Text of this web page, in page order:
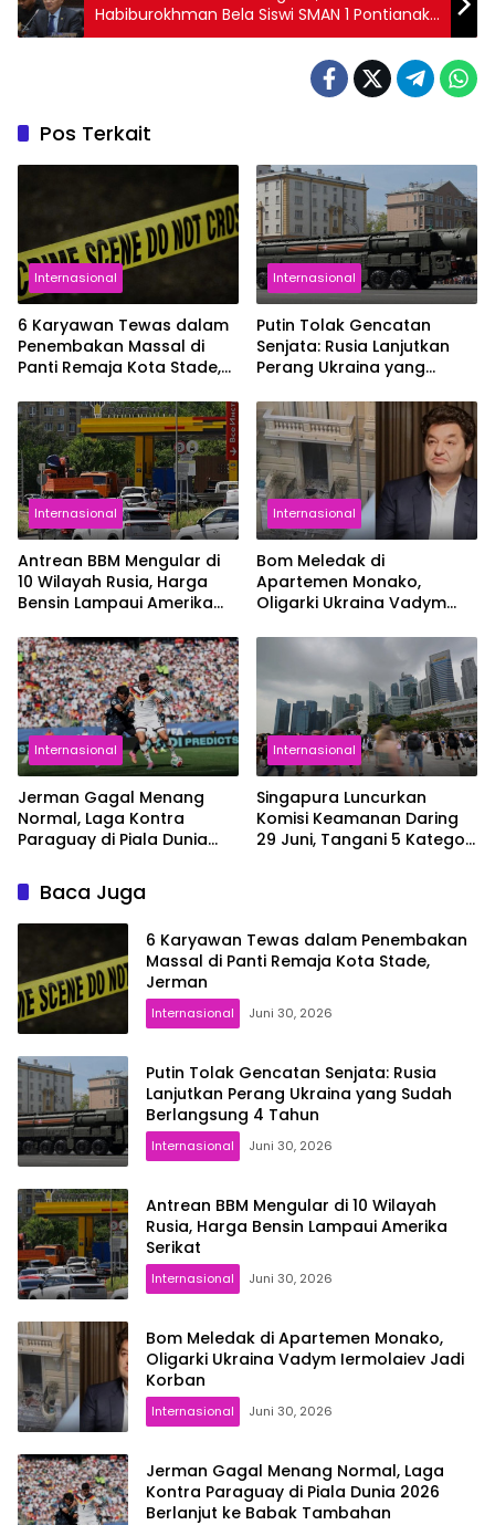
Habiburokhman Bela Siswi SMAN 1 Pontianak
yang Protes Penilaian Tak Adil
Pos Terkait
Internasional
6 Karyawan Tewas dalam
Penembakan Massal di
Panti Remaja Kota Stade,
Internasional
Putin Tolak Gencatan
Senjata: Rusia Lanjutkan
Perang Ukraina yang
Tahun
Internasional
Antrean BBM Mengular di
10 Wilayah Rusia, Harga
Bensin Lampaui Amerika
Internasional
Bom Meledak di
Apartemen Monako,
Oligarki Ukraina Vadym
Internasional
Jerman Gagal Menang
Normal, Laga Kontra
Paraguay di Piala Dunia
Tambahan
Internasional
Singapura Luncurkan
Komisi Keamanan Daring
29 Juni, Tangani 5 Kategori
Baca Juga
6 Karyawan Tewas dalam Penembakan
Massal di Panti Remaja Kota Stade,
Jerman
Internasional Juni 30, 2026
Putin Tolak Gencatan Senjata: Rusia
Lanjutkan Perang Ukraina yang Sudah
Berlangsung 4 Tahun
Internasional Juni 30, 2026
Antrean BBM Mengular di 10 Wilayah
Rusia, Harga Bensin Lampaui Amerika
Serikat
Internasional Juni 30, 2026
Bom Meledak di Apartemen Monako,
Oligarki Ukraina Vadym Iermolaiev Jadi
Korban
Internasional Juni 30, 2026
Jerman Gagal Menang Normal, Laga
Kontra Paraguay di Piala Dunia 2026
Berlanjut ke Babak Tambahan